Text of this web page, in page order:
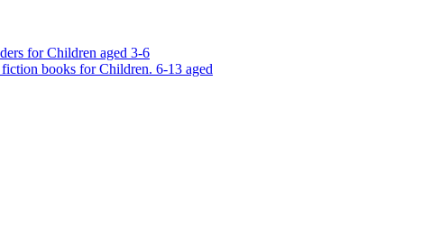
for Children aged 3-6
books for Children. 6-13 aged